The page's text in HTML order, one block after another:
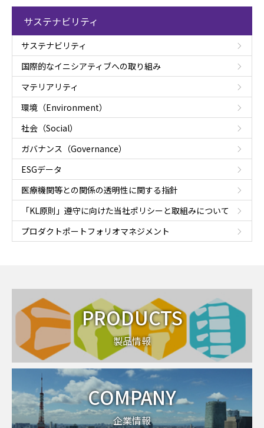
サステナビリティ
サステナビリティ
国際的なイニシアティブへの取り組み
マテリアリティ
環境（Environment）
社会（Social）
ガバナンス（Governance）
ESGデータ
医療機関等との関係の透明性に関する指針
「KL原則」遵守に向けた当社ポリシーと取組みについて
プロダクトポートフォリオマネジメント
PRODUCTS
製品情報
COMPANY
企業情報